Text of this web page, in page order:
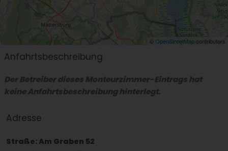
© OpenStreetMapcontributors
Anfahrtsbeschreibung
Der Betreiber dieses Monteurzimmer-Eintrags hat
keine Anfahrtsbeschreibung hinterlegt.
Adresse
Straße:Am Graben 52